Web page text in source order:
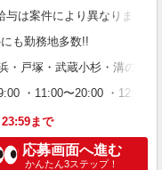
は案件により異なります(
も勤務地多数!!
・戸塚・武蔵小杉・溝の
・11:00〜20:00 ・
まで
応募画面へ進む
かんたん3ステップ！